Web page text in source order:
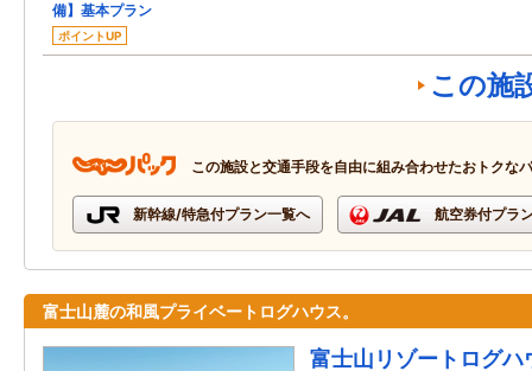
備】基本プラン
ポイントUP
この施
この施設と交通手段を自由に組み合わせたおトクな
新幹線/特急付プラン一覧へ 航空券付プラ
富士山麓の和風プライベートログハウス。
富士山リゾートログ